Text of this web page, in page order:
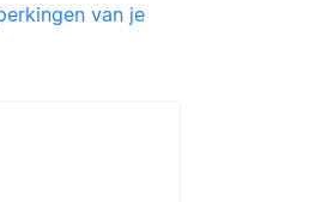
van je